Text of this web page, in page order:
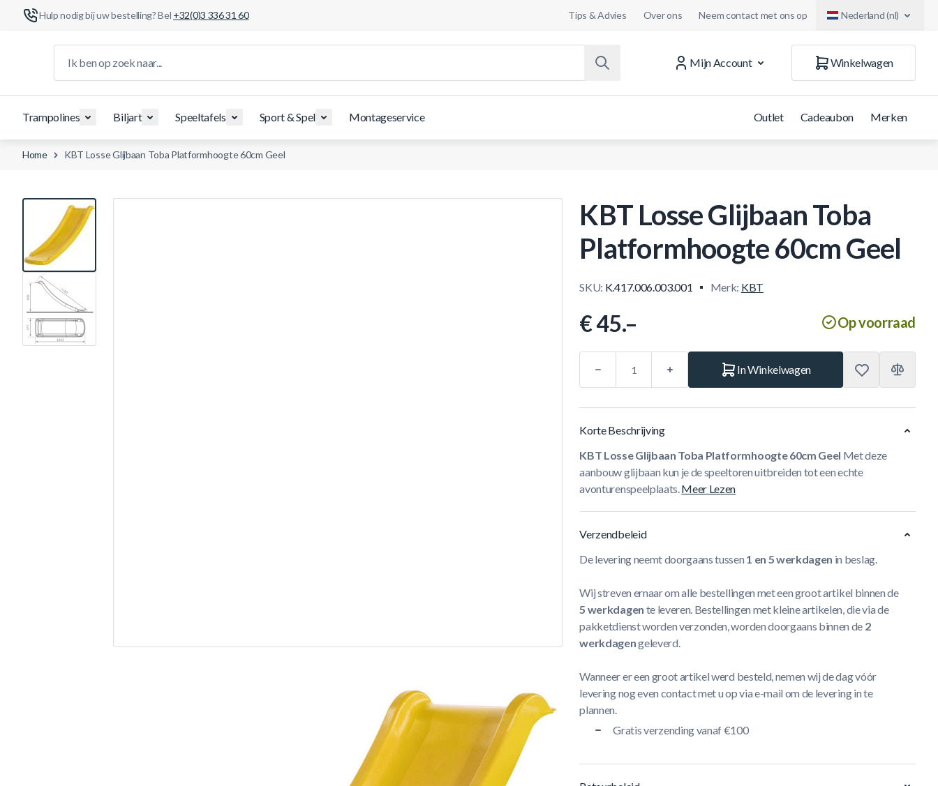
Hulp nodig bij uw bestelling? Bel +32(0)3 336 31 60 Tips & Advies Over ons Neem contact met ons op Nederland (nl)
Mijn Account
Winkelwagen
Trampolines Biljart Speeltafels Sport & Spel Montageservice Outlet Cadeaubon Merken
Home KBT Losse Glijbaan Toba Platformhoogte 60cm Geel
View larger image
KBT Losse Glijbaan Toba
Platformhoogte 60cm Geel
SKU: K.417.006.003.001 Merk: KBT
€ 45.– Op voorraad
In Winkelwagen
Korte Beschrijving
KBT Losse Glijbaan Toba Platformhoogte 60cm Geel Met deze
aanbouw glijbaan kun je de speeltoren uitbreiden tot een echte
avonturenspeelplaats.Meer Lezen
Verzendbeleid
De levering neemt doorgaans tussen 1 en 5 werkdagen in beslag.
Wij streven ernaar om alle bestellingen met een groot artikel binnen de
5 werkdagen te leveren. Bestellingen met kleine artikelen, die via de
pakketdienst worden verzonden, worden doorgaans binnen de 2
werkdagengeleverd.
Wanneer er een groot artikel werd besteld, nemen wij de dag vóór
levering nog even contact met u op via e-mail om de levering in te
plannen.
Gratis verzending vanaf €100